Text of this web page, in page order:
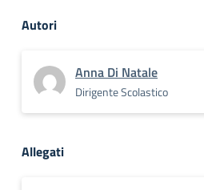
Autori
Anna Di Natale
Dirigente Scolastico
Allegati